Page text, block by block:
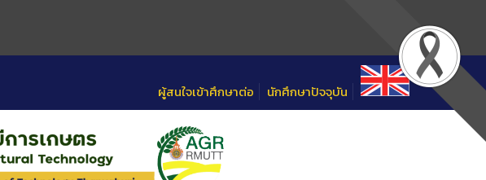
ผู้สนใจเข้าศึกษาต่อ นักศึกษาปัจจุบัน